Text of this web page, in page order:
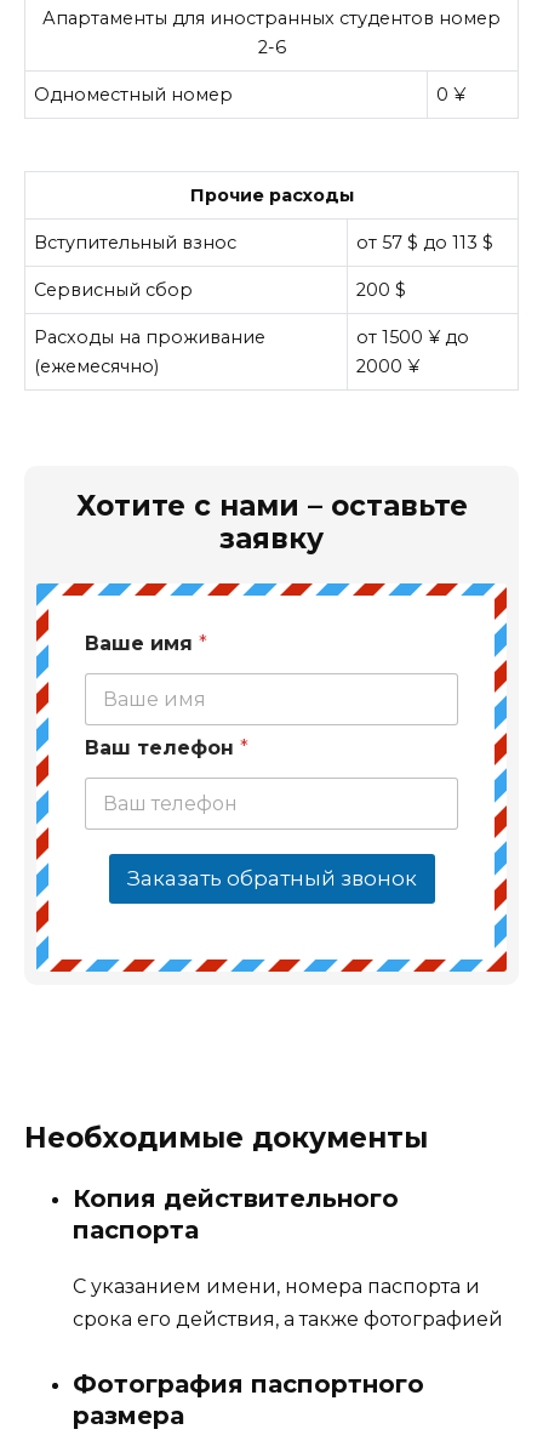
Апартаменты для иностранных студентов номер
2-6
Одноместный номер 0 ¥
Прочие расходы
Вступительный взнос от 57 $ до 113 $
Сервисный сбор 200 $
Расходы на проживание
(ежемесячно)
от 1500 ¥ до
2000 ¥
Хотите с нами – оставьте
заявку
Ваше имя *
Ваш телефон *
Заказать обратный звонок
Необходимые документы
Копия действительного
паспорта
С указанием имени, номера паспорта и
срока его действия, а также фотографией
Фотография паспортного
размера